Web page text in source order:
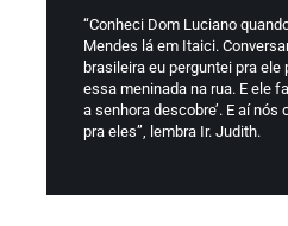
“Conheci Dom Luciano
Mendes lá em Itaici.
brasileira eu perguntei pra ele
essa meninada na rua. E ele
a senhora descobre’. E aí
pra eles”, lembra Ir. Judith.